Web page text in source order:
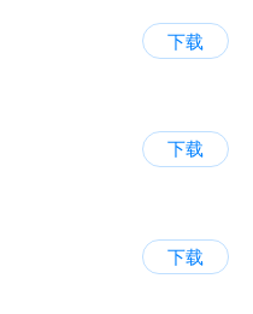
下载
下载
下载